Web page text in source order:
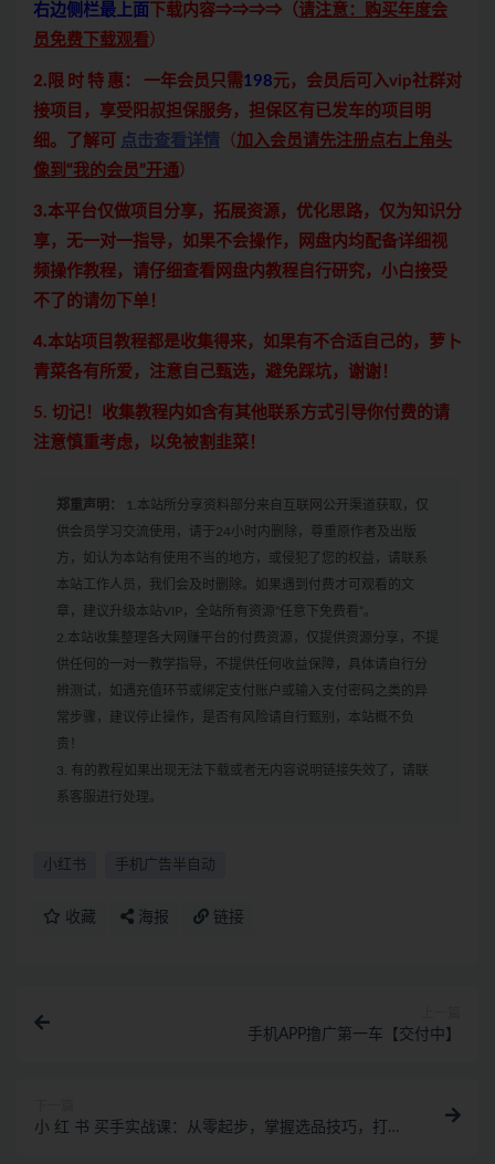
右边侧栏最上面
下载内容⇒⇒⇒⇒（请注意：购买年度会
员免费下载观看）
2.限 时 特 惠： 一年会员只需198元，会员后可入vip社群对
接项目，享受阳叔担保服务，担保区有已发车的项目明
细。了解可
点击查看详情 （ 加入会员请先注册点右上角头
像到“我的会员”开通 ）
3.本平台仅做项目分享，拓展资源，优化思路，仅为知识分
享，无一对一指导，如果不会操作，网盘内均配备详细视
频操作教程，请仔细查看网盘内教程自行研究，小白接受
不了的请勿下单！
4.本站项目教程都是收集得来，如果有不合适自己的，萝卜
青菜各有所爱，注意自己甄选，避免踩坑，谢谢！
5. 切记！收集教程内如含有其他联系方式引导你付费的请
注意慎重考虑，以免被割韭菜！
郑重声明：
1.本站所分享资料部分来自互联网公开渠道获取，仅
供会员学习交流使用，请于24小时内删除，尊重原作者及出版
方，如认为本站有使用不当的地方，或侵犯了您的权益，请联系
本站工作人员，我们会及时删除。如果遇到付费才可观看的文
章，建议升级本站VIP，全站所有资源“任意下免费看”。
2.本站收集整理各大网赚平台的付费资源，仅提供资源分享，不提
供任何的一对一教学指导，不提供任何收益保障，具体请自行分
辨测试，如遇充值环节或绑定支付账户或输入支付密码之类的异
常步骤，建议停止操作，是否有风险请自行甄别，本站概不负
责！
3. 有的教程如果出现无法下载或者无内容说明链接失效了，请联
系客服进行处理。
小红书 手机广告半自动
收藏 海报 链接
手机APP撸广第一车【交付中】
小 红 书 买手实战课：从零起步，掌握选品技巧，打造